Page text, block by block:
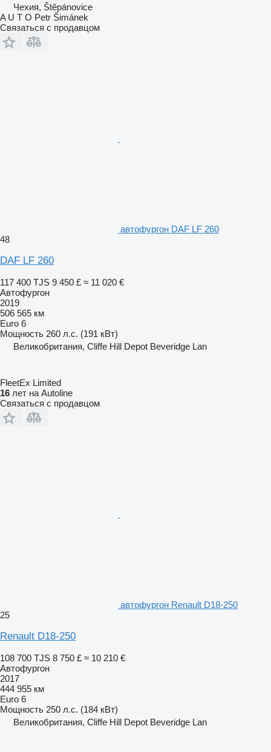
Чехия, Štěpánovice
A U T O Petr Šimánek
Связаться с продавцом
автофургон DAF LF 260
48
DAF LF 260
117 400 TJS 9 450 £ ≈ 11 020 €
Автофургон
2019
506 565 км
Euro 6
Мощность 260 л.с. (191 кВт)
Великобритания, Cliffe Hill Depot Beveridge Lan
FleetEx Limited
16 лет на Autoline
Связаться с продавцом
автофургон Renault D18-250
25
Renault D18-250
108 700 TJS 8 750 £ ≈ 10 210 €
Автофургон
2017
444 955 км
Euro 6
Мощность 250 л.с. (184 кВт)
Великобритания, Cliffe Hill Depot Beveridge Lan